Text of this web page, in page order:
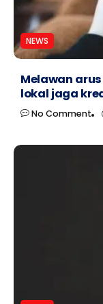
NEWS
Melawan
lokal jaga
No Comment